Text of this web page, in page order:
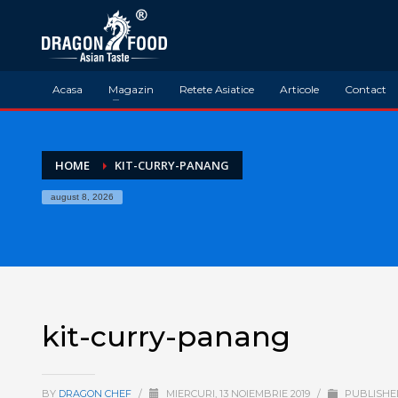
Acasa Magazin Retete Asiatice Articole Contact
HOME KIT-CURRY-PANANG
august 8, 2026
kit-curry-panang
BY DRAGON CHEF / MIERCURI, 13 NOIEMBRIE 2019 /